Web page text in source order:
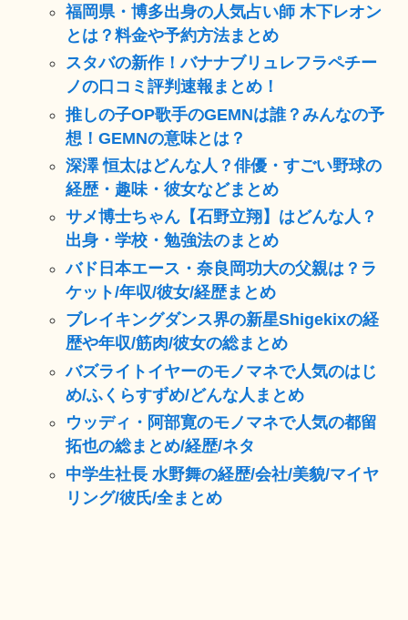
福岡県・博多出身の人気占い師 木下レオン
とは？料金や予約方法まとめ
スタバの新作！バナナブリュレフラペチー
ノの口コミ評判速報まとめ！
推しの子OP歌手のGEMNは誰？みんなの予
想！GEMNの意味とは？
深澤 恒太はどんな人？俳優・すごい野球の
経歴・趣味・彼女などまとめ
サメ博士ちゃん【石野立翔】はどんな人？
出身・学校・勉強法のまとめ
バド日本エース・奈良岡功大の父親は？ラ
ケット/年収/彼女/経歴まとめ
ブレイキングダンス界の新星Shigekixの経
歴や年収/筋肉/彼女の総まとめ
バズライトイヤーのモノマネで人気のはじ
め/ふくらすずめ/どんな人まとめ
ウッディ・阿部寛のモノマネで人気の都留
拓也の総まとめ/経歴/ネタ
中学生社長 水野舞の経歴/会社/美貌/マイヤ
リング/彼氏/全まとめ